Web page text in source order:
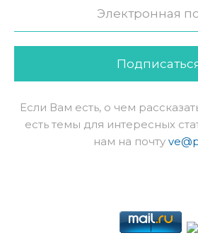
Если Вам есть, о чем
есть темы для интересных
нам на почту